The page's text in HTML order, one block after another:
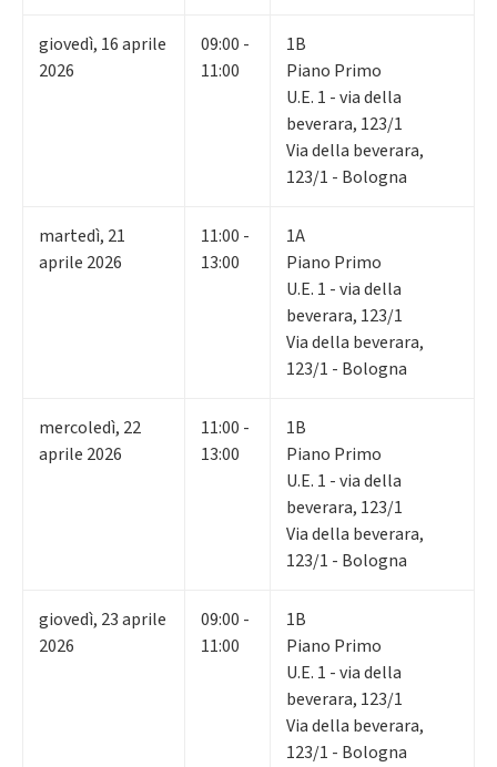
giovedì, 16aprile
2026
09:00 -
11:00
1B
Piano Primo
U.E. 1 - via della
beverara, 123/1
Via della beverara,
123/1 - Bologna
martedì, 21
aprile 2026
11:00 -
13:00
1A
Piano Primo
U.E. 1 - via della
beverara, 123/1
Via della beverara,
123/1 - Bologna
mercoledì, 22
aprile 2026
11:00 -
13:00
1B
Piano Primo
U.E. 1 - via della
beverara, 123/1
Via della beverara,
123/1 - Bologna
giovedì, 23aprile
2026
09:00 -
11:00
1B
Piano Primo
U.E. 1 - via della
beverara, 123/1
Via della beverara,
123/1 - Bologna